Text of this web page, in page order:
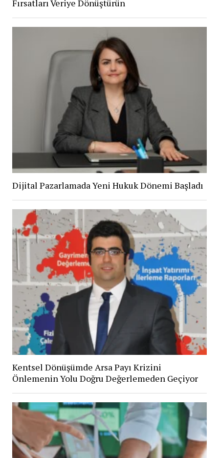
Fırsatları Veriye Dönüştürün
Dijital Pazarlamada Yeni Hukuk Dönemi Başladı
Kentsel Dönüşümde Arsa Payı Krizini
Önlemenin Yolu Doğru Değerlemeden Geçiyor